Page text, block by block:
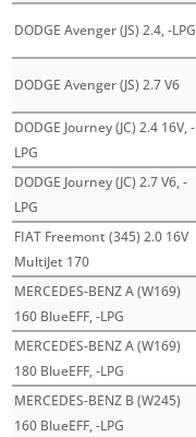
DODGE Avenger (JS) 2.4, -LPG
DODGE Avenger (JS) 2.7 V6
DODGE Journey (JC) 2.4 16V, -
LPG
DODGE Journey (JC) 2.7 V6, -
LPG
FIAT Freemont (345) 2.0 16V
MultiJet 170
MERCEDES-BENZ A (W169)
160 BlueEFF, -LPG
MERCEDES-BENZ A (W169)
180 BlueEFF, -LPG
MERCEDES-BENZ B (W245)
160 BlueEFF, -LPG